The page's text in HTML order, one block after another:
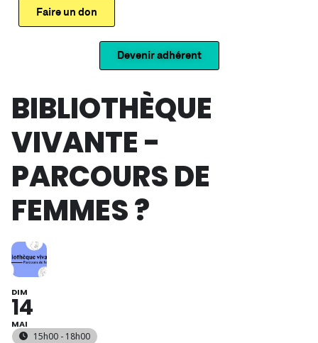
Faire un don
Devenir adhérent
BIBLIOTHÈQUE
VIVANTE -
PARCOURS DE
FEMMES ?
DIM
14
MAI
15h00 - 18h00